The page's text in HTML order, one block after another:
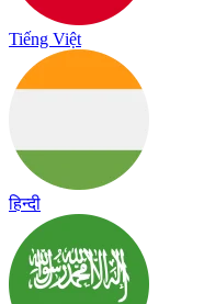
Tiếng Việt
हिन्दी